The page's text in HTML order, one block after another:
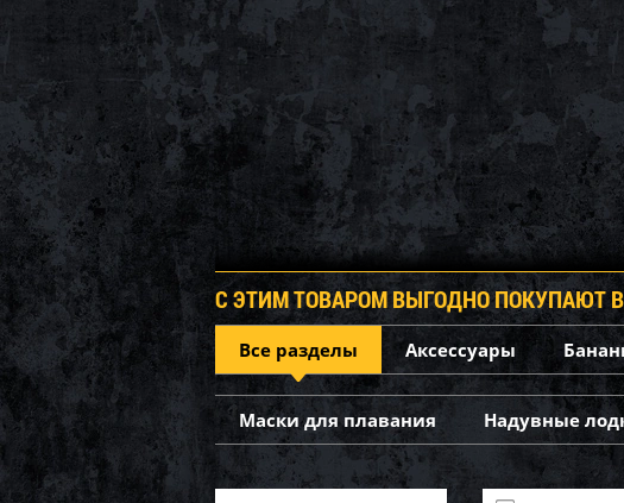
С ЭТИМ ТОВАРОМ ВЫГОДНО ПОКУПАЮТ
Все разделы Аксессуары
Маски для плавания Надувные